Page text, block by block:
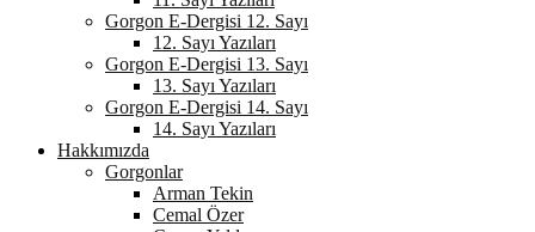
Gorgon E-Dergisi 12. Sayı
12. Sayı Yazıları
Gorgon E-Dergisi 13. Sayı
13. Sayı Yazıları
Gorgon E-Dergisi 14. Sayı
14. Sayı Yazıları
Hakkımızda
Gorgonlar
Arman Tekin
Cemal Özer